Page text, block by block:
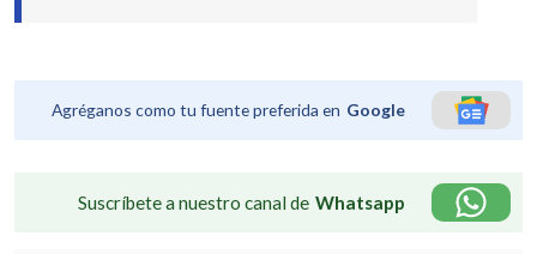
Agréganos como tu fuente preferida en Google
Suscríbete a nuestro canal de Whatsapp